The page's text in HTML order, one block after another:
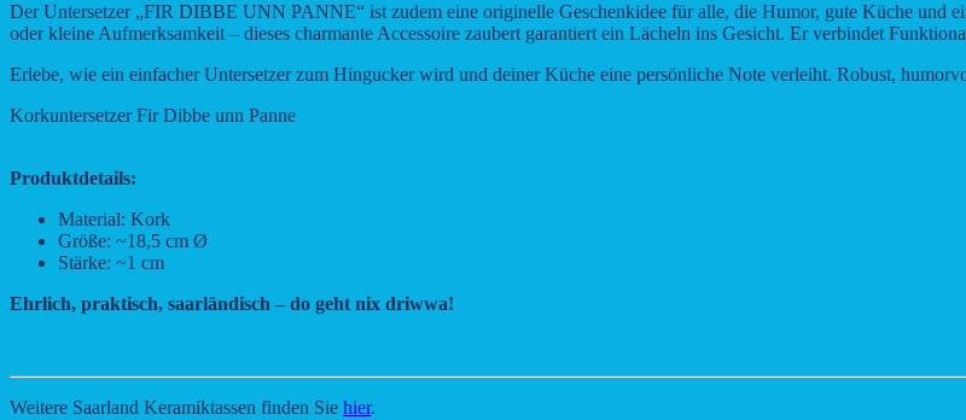
Der Untersetzer „FIR DIBBE UNN PANNE“ ist zudem eine originelle Geschenkidee für alle, die Humor, gute Küche und
oder kleine Aufmerksamkeit – dieses charmante Accessoire zaubert garantiert ein Lächeln ins Gesicht. Er verbindet
Erlebe, wie ein einfacher Untersetzer zum Hingucker wird und deiner Küche eine persönliche Note verleiht. Robust,
Korkuntersetzer Fir Dibbe unn Panne
Produktdetails:
Material: Kork
Größe: ~18,5 cm Ø
Stärke: ~1 cm
Ehrlich, praktisch, saarländisch – do geht nix driwwa!
Weitere Saarland Keramiktassen finden Sie hier.